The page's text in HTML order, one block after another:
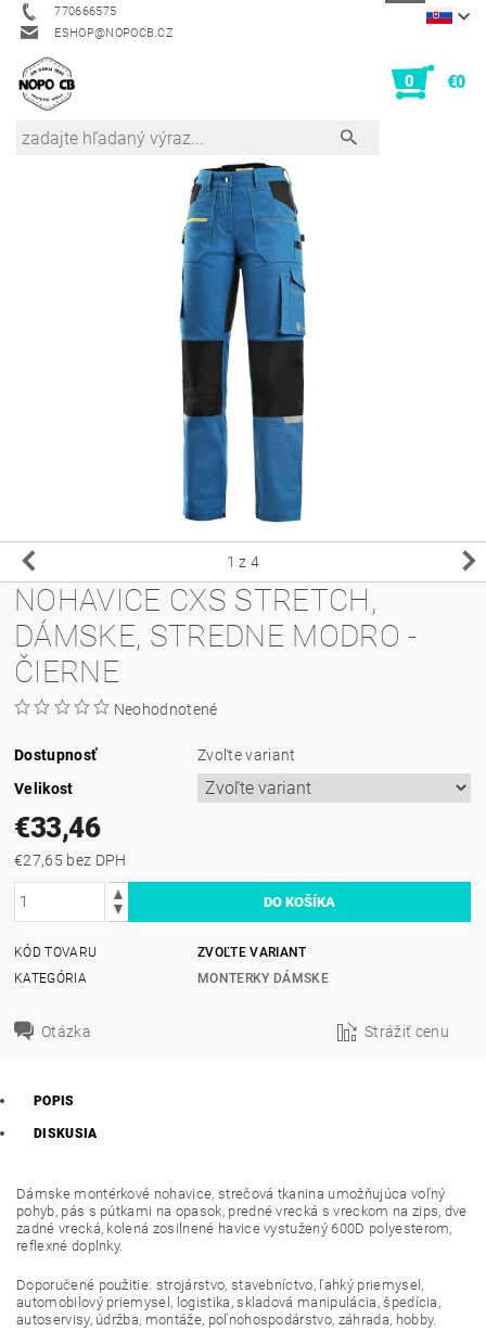
770666575
ESHOP@NOPOCB.CZ
0 €0
1 z 4
NOHAVICE CXS STRETCH,
DÁMSKE, STREDNE MODRO -
ČIERNE
Neohodnotené
Dostupnosť
Zvoľte variant
Velikost
€33,46
€27,65 bez DPH
KÓD TOVARU
ZVOĽTE VARIANT
KATEGÓRIA
MONTERKY DÁMSKE
Otázka Strážiť cenu
POPIS
DISKUSIA
Dámske montérkové nohavice, strečová tkanina umožňujúca voľný
pohyb, pás s pútkami na opasok, predné vrecká s vreckom na zips, dve
zadné vrecká, kolená zosilnené havice vystužený 600D polyesterom,
reflexné doplnky.
Doporučené použitie: strojárstvo, stavebníctvo, ľahký priemysel,
automobilový priemysel, logistika, skladová manipulácia, špedícia,
autoservisy, údržba, montáže, poľnohospodárstvo, záhrada, hobby.